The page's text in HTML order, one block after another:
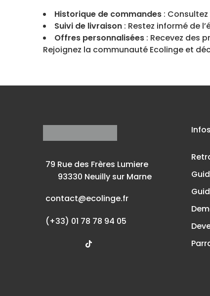
Historique de commandes :
Suivi de livraison : Restez informé de
Offres personnalisées : Recevez des
Rejoignez la communauté Ecolinge et
79 Rue des Frères Lumiere
93330 Neuilly sur Marne
contact@ecolinge.fr
(+33) 01 78 78 94 05